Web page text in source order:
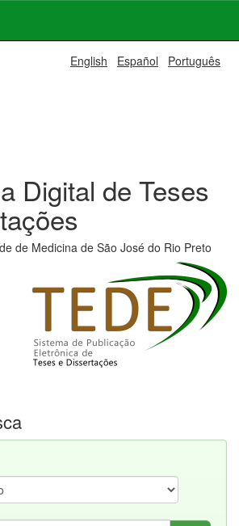
English Español Português
Digital de Teses
de Medicina de São José do Rio Preto